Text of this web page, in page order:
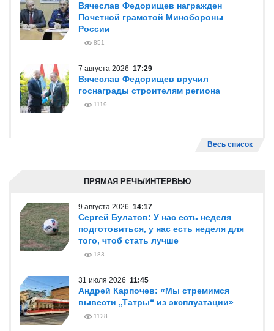
Вячеслав Федорищев награжден
Почетной грамотой Минобороны
России
851
7 августа 2026 17:29
Вячеслав Федорищев вручил
госнаграды строителям региона
1119
Весь список
ПРЯМАЯ РЕЧЬ/ИНТЕРВЬЮ
9 августа 2026 14:17
Сергей Булатов: У нас есть неделя
подготовиться, у нас есть неделя для
того, чтоб стать лучше
183
31 июля 2026 11:45
Андрей Карпочев: «Мы стремимся
вывести „Татры“ из эксплуатации»
1128